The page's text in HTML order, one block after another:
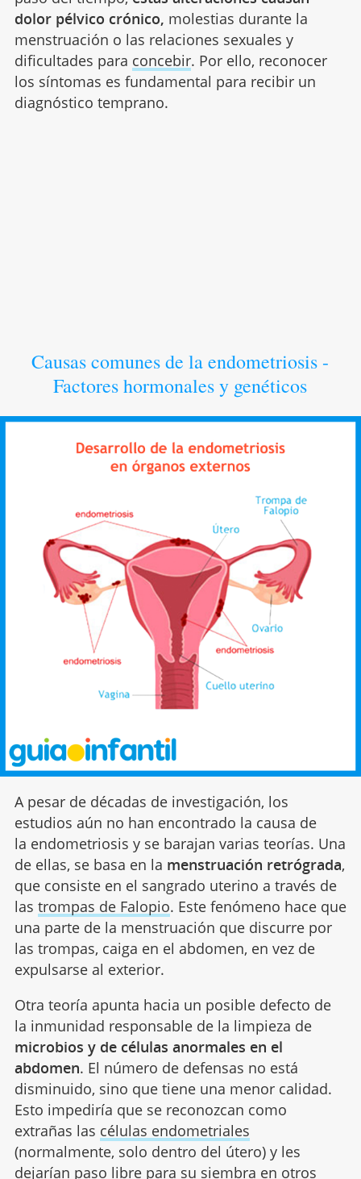
dolor pélvico crónico, molestias durante la
menstruación o las relaciones sexuales y
dificultades para concebir. Por ello, reconocer
los síntomas es fundamental para recibir un
diagnóstico temprano.
Causas comunes de la endometriosis -
Factores hormonales y genéticos
A pesar de décadas de investigación, los
estudios aún no han encontrado la causa de
la endometriosis y se barajan varias teorías. Una
de ellas, se basa en la menstruación retrógrada,
que consiste en el sangrado uterino a través de
las trompas de Falopio. Este fenómeno hace que
una parte de la menstruación que discurre por
las trompas, caiga en el abdomen, en vez de
expulsarse al exterior.
Otra teoría apunta hacia un posible defecto de
la inmunidad responsable de la limpieza de
microbios y de células anormales en el
abdomen. El número de defensas no está
disminuido, sino que tiene una menor calidad.
Esto impediría que se reconozcan como
extrañas las células endometriales
(normalmente, solo dentro del útero) y les
dejarían paso libre para su siembra en otros